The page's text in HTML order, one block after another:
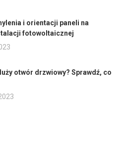
i orientacji paneli na
fotowoltaicznej
otwór drzwiowy? Sprawdź, co